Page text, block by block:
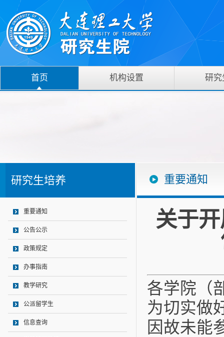
首页 机构设置 研究
研究生培养
重要通知
公告公示
政策规定
办事指南
教学研究
公派留学生
信息查询
重要通知
关于
各学院（
为切实做
因故未能